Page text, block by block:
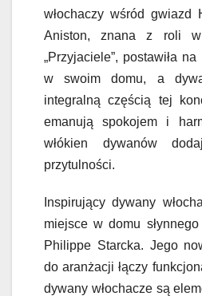
włochaczy wśród gwiazd
Aniston, znana z roli w
„Przyjaciele”, postawiła
w swoim domu, a
integralną częścią tej
emanują spokojem i
włókien dywanów
przytulności.
Inspirujący dywany
miejsce w domu
Philippe Starcka. Jego
do aranżacji łączy
dywany włochacze są